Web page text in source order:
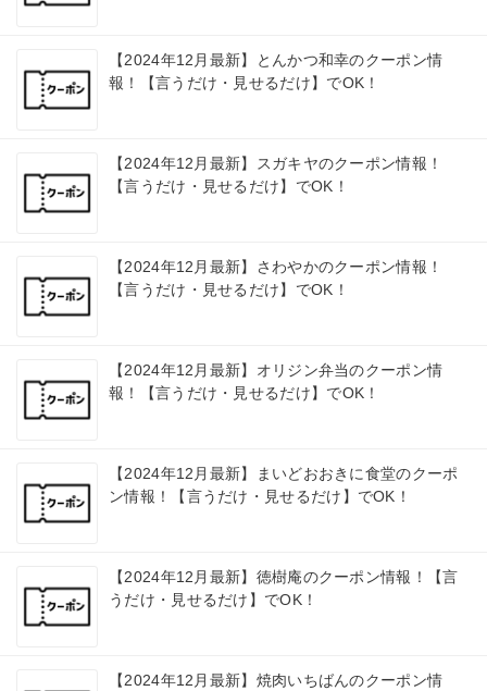
【2024年12月最新】とんかつ和幸のクーポン情
報！【言うだけ・見せるだけ】でOK！
【2024年12月最新】スガキヤのクーポン情報！
【言うだけ・見せるだけ】でOK！
【2024年12月最新】さわやかのクーポン情報！
【言うだけ・見せるだけ】でOK！
【2024年12月最新】オリジン弁当のクーポン情
報！【言うだけ・見せるだけ】でOK！
【2024年12月最新】まいどおおきに食堂のクーポ
ン情報！【言うだけ・見せるだけ】でOK！
【2024年12月最新】徳樹庵のクーポン情報！【言
うだけ・見せるだけ】でOK！
【2024年12月最新】焼肉いちばんのクーポン情